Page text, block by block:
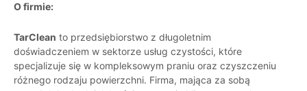
O firmie:
TarClean to przedsiębiorstwo z długoletnim
doświadczeniem w sektorze usług czystości, które
specjalizuje się w kompleksowym praniu oraz czyszczeniu
różnego rodzaju powierzchni. Firma, mająca za sobą